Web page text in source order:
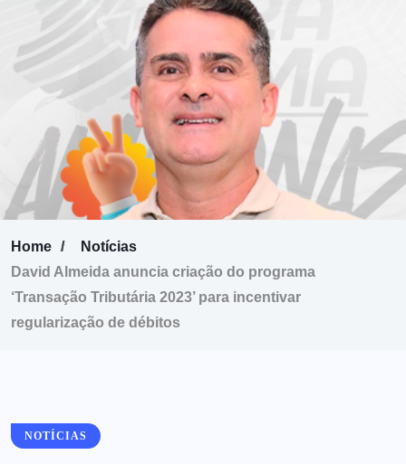
Home
Notícias
David Almeida anuncia criação do programa
‘Transação Tributária 2023’ para incentivar
regularização de débitos
NOTÍCIAS